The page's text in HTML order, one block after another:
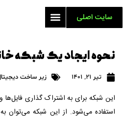
سایت اصلی
نحوه ایجاد یک شبکه
تیر 21, 1401 زیر ساخت
این شبکه برای به اشتراک گذاری فایل‌ها و
استفاده می‌شود. از این شبکه می‌توان